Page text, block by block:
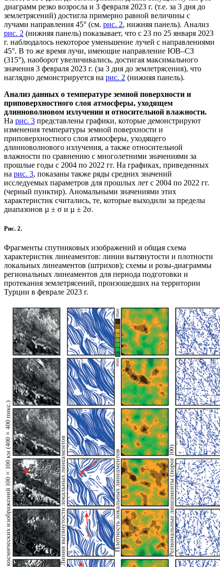
диаграмм резко возросла и 3 февраля 2023 г. (т.е. за 3 дня до
землетрясений) достигла примерно равной величины с
лучами направления 45° (см. рис. 2, нижняя панель). Анализ
рис. 2 (нижняя панель) показывает, что с 23 по 25 января 2023
г. наблюдалось некоторое уменьшение лучей с направлениями
45°. В то же время лучи, имеющие направление ЮВ–СЗ
(315°), наоборот увеличивались, достигая максимального
значения 3 февраля 2023 г. (за 3 дня до землетрясения), что
наглядно демонстрируется на рис. 2 (нижняя панель).
Анализ данных о температуре земной поверхности и
приповерхностного слоя атмосферы, уходящем
длинноволновом излучении и относительной влажности.
На рис. 3 представлены графики, которые демонстрируют
изменения температуры земной поверхности и
приповерхностного слоя атмосферы, уходящего
длинноволнового излучения, а также относительной
влажности по сравнению с многолетними значениями за
прошлые годы с 2004 по 2022 гг. На графиках, приведенных
на рис. 3, показаны также ряды средних значений
исследуемых параметров для прошлых лет с 2004 по 2022 гг.
(черный пунктир). Аномальными значениями этих
характеристик считались, те, которые выходили за пределы
диапазонов µ ± σ и µ ± 2σ.
Рис. 2.
Фрагменты спутниковых изображений и общая схема
характеристик линеаментов: линии вытянутости и плотности
локальных линеаментов (штрихов); схемы и розы-диаграммы
региональных линеаментов для периода подготовки и
протекания землетрясений, произошедших на территории
Турции в феврале 2023 г.